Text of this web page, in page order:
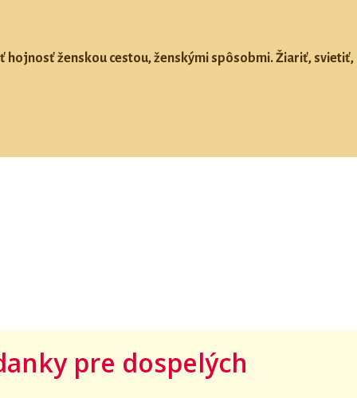
ženskou cestou, ženskými spôsobmi. Žiariť,
pre dospelých